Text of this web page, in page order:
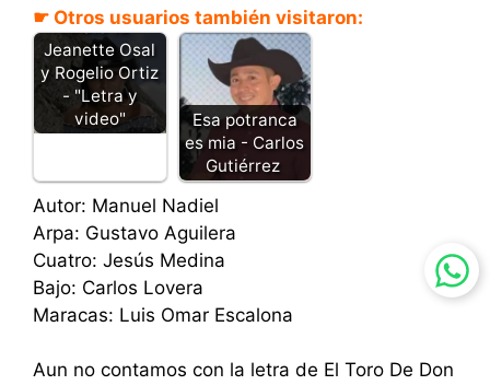
☛ Otros usuarios también visitaron:
Fuiste tú -
Jeanette Osal
y Rogelio Ortiz
- "Letra y
video"
Esa potranca
es mia - Carlos
Gutiérrez
Autor: Manuel Nadiel
Arpa: Gustavo Aguilera
Cuatro: Jesús Medina
Bajo: Carlos Lovera
Maracas: Luis Omar Escalona
Aun no contamos con la letra de El Toro De Don